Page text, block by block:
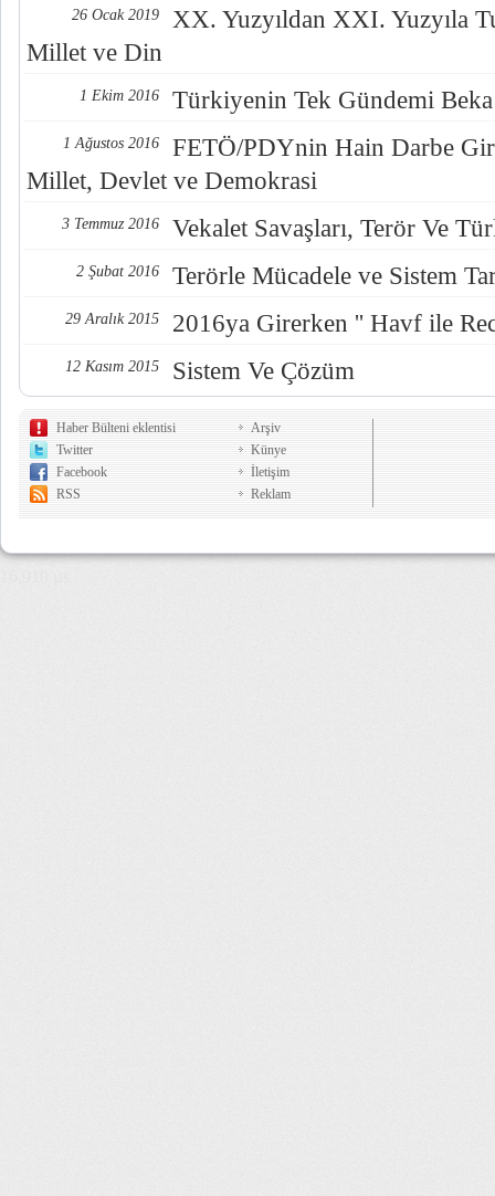
26 Ocak 2019
XX. Yuzyıldan XXI. Yuzyıla
Millet ve Din
1 Ekim 2016 Türkiyenin Tek Gündemi
1 Ağustos 2016
FETÖ/PDYnin Hain Darbe
Millet, Devlet ve Demokrasi
3 Temmuz 2016 Vekalet Savaşları, Terör Ve
2 Şubat 2016 Terörle Mücadele ve Sistem
29 Aralık 2015 2016ya Girerken '' Havf ile
12 Kasım 2015 Sistem Ve Çözüm
Haber Bülteni eklentisi
Twitter
Facebook
RSS
Arşiv
Künye
İletişim
Reklam